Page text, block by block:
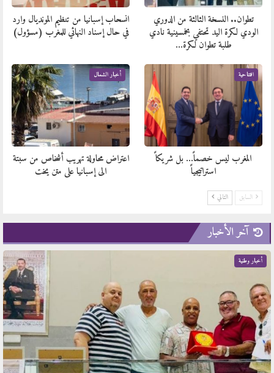
تطوان.. النسخة الثالثة من الدوري
الودي لكرة اليد تحتفي بخمسينية نادي
طلبة تطوان لكرة…
انسحاب إسبانيا من تنظيم المونديال وارد
في حال إسناد النهائي للمغرب (مسؤول)
افتتاحية
المغرب ليس خصماً… بل شريكاً
استراتيجياً
أخبار الشمال
اعتراض محاولة تهريب أشخاص من سبتة
الى إسبانيا على متن يخت
السابق التالي
آخر الأخبار
أخبار وطنية